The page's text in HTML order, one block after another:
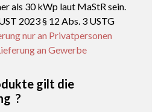
als 30 kWp laut MaStR sein.
2023 § 12 Abs. 3 USTG
nur an Privatpersonen
an Gewerbe
gilt die
?